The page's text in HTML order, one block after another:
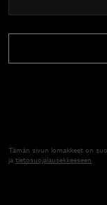
Tämän sivun lomakkeet on
jatietosuojalausekkeeseen